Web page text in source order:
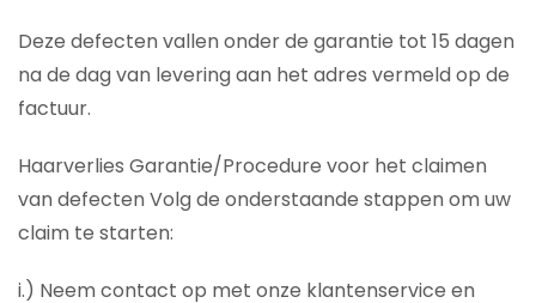
Deze defecten vallen onder de garantie tot 15 dagen
na de dag van levering aan het adres vermeld op de
factuur.
Haarverlies Garantie/Procedure voor het claimen
van defecten Volg de onderstaande stappen om uw
claim te starten:
i.) Neem contact op met onze klantenservice en